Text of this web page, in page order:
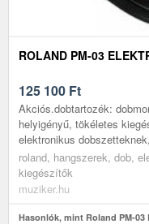
ROLAND PM-03
125 100 Ft
Akciós.dobtartozék:
helyigényű, tökéletes
elektronikus
roland, hangszerek, dob,
kiegészítők
muziker.hu
Hasonlók, mint Roland PM-